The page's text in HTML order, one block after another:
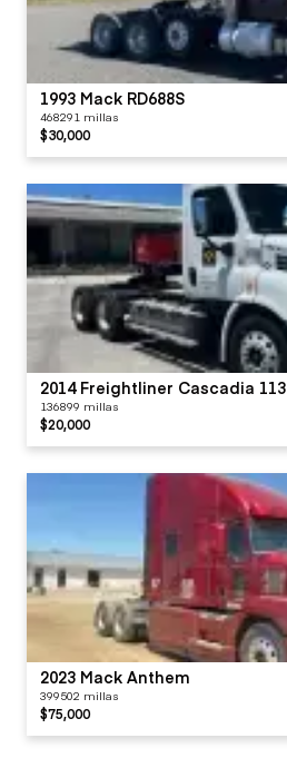
1993 Mack RD688S
468291 millas
$30,000
2014 Freightliner Cascadia 113
136899 millas
$20,000
2023 Mack Anthem
399502 millas
$75,000